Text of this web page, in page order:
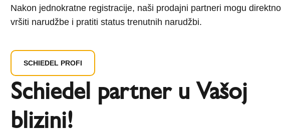
Nakon jednokratne registracije, naši prodajni partneri mogu direktno
vršiti narudžbe i pratiti status trenutnih narudžbi.
SCHIEDEL PROFI
Schiedel partner u Vašoj
blizini!